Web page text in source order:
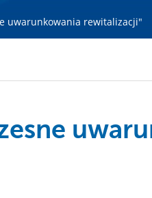
uwarunkowania rewitalizacji"